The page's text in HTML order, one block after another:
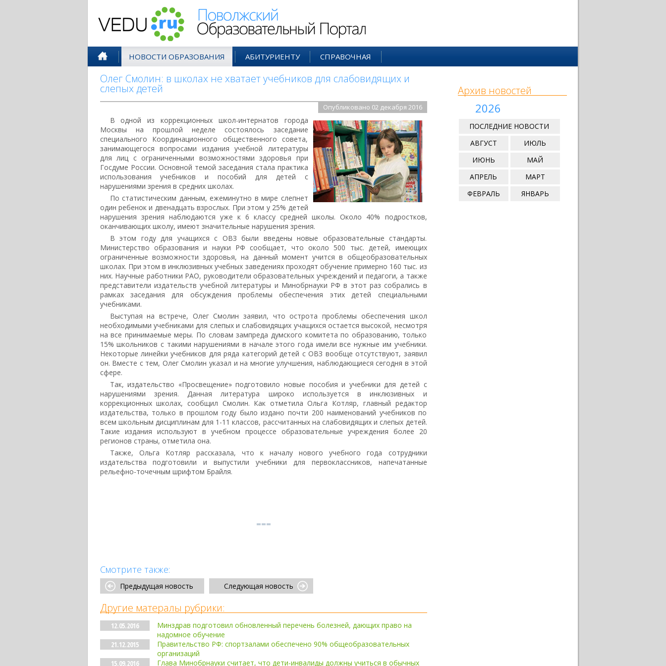
НОВОСТИ ОБРАЗОВАНИЯ АБИТУРИЕНТУ СПРАВОЧНАЯ
Олег Смолин: в школах не хватает учебников для слабовидящих и
слепых детей
Опубликовано 02 декабря 2016
В одной из коррекционных школ-интернатов города
Москвы на прошлой неделе состоялось заседание
специального Координационного общественного совета,
занимающегося вопросами издания учебной литературы
для лиц с ограниченными возможностями здоровья при
Госдуме России. Основной темой заседания стала практика
использования учебников и пособий для детей с
нарушениями зрения в средних школах.
По статистическим данным, ежеминутно в мире слепнет
один ребенок и двенадцать взрослых. При этом у 25% детей
нарушения зрения наблюдаются уже к 6 классу средней школы. Около 40% подростков,
оканчивающих школу, имеют значительные нарушения зрения.
В этом году для учащихся с ОВЗ были введены новые образовательные стандарты.
Министерство образования и науки РФ сообщает, что около 500 тыс. детей, имеющих
ограниченные возможности здоровья, на данный момент учится в общеобразовательных
школах. При этом в инклюзивных учебных заведениях проходят обучение примерно 160 тыс. из
них. Научные работники РАО, руководители образовательных учреждений и педагоги, а также
представители издательств учебной литературы и Минобрнауки РФ в этот раз собрались в
рамках заседания для обсуждения проблемы обеспечения этих детей специальными
учебниками.
Выступая на встрече, Олег Смолин заявил, что острота проблемы обеспечения школ
необходимыми учебниками для слепых и слабовидящих учащихся остается высокой, несмотря
на все принимаемые меры. По словам зампреда думского комитета по образованию, только
15% школьников с такими нарушениями в начале этого года имели все нужные им учебники.
Некоторые линейки учебников для ряда категорий детей с ОВЗ вообще отсутствуют, заявил
он. Вместе с тем, Олег Смолин указал и на многие улучшения, наблюдающиеся сегодня в этой
сфере.
Так, издательство «Просвещение» подготовило новые пособия и учебники для детей с
нарушениями зрения. Данная литература широко используется в инклюзивных и
коррекционных школах, сообщил Смолин. Как отметила Ольга Котляр, главный редактор
издательства, только в прошлом году было издано почти 200 наименований учебников по
всем школьным дисциплинам для 1-11 классов, рассчитанных на слабовидящих и слепых детей.
Такие издания используют в учебном процессе образовательные учреждения более 20
регионов страны, отметила она.
Также, Ольга Котляр рассказала, что к началу нового учебного года сотрудники
издательства подготовили и выпустили учебники для первоклассников, напечатанные
рельефно-точечным шрифтом Брайля.
Смотрите также:
Предыдущая новость Следующая новость
Другие матералы рубрики:
12.05.2016
Минздрав подготовил обновленный перечень болезней, дающих право на
надомное обучение
21.12.2015
Правительство РФ: спортзалами обеспечено 90% общеобразовательных
организаций
15.09.2016
Глава Минобрнауки считает, что дети-инвалиды должны учиться в обычных
Архив новостей
2026
ПОСЛЕДНИЕ НОВОСТИ
АВГУСТ
ИЮЛЬ
ИЮНЬ
МАЙ
АПРЕЛЬ
МАРТ
ФЕВРАЛЬ
ЯНВАРЬ